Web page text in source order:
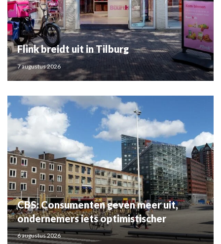
Flink breidt uit in Tilburg
7 augustus 2026
CBS: Consumenten geven meer uit,
ondernemers iets optimistischer
6 augustus 2026